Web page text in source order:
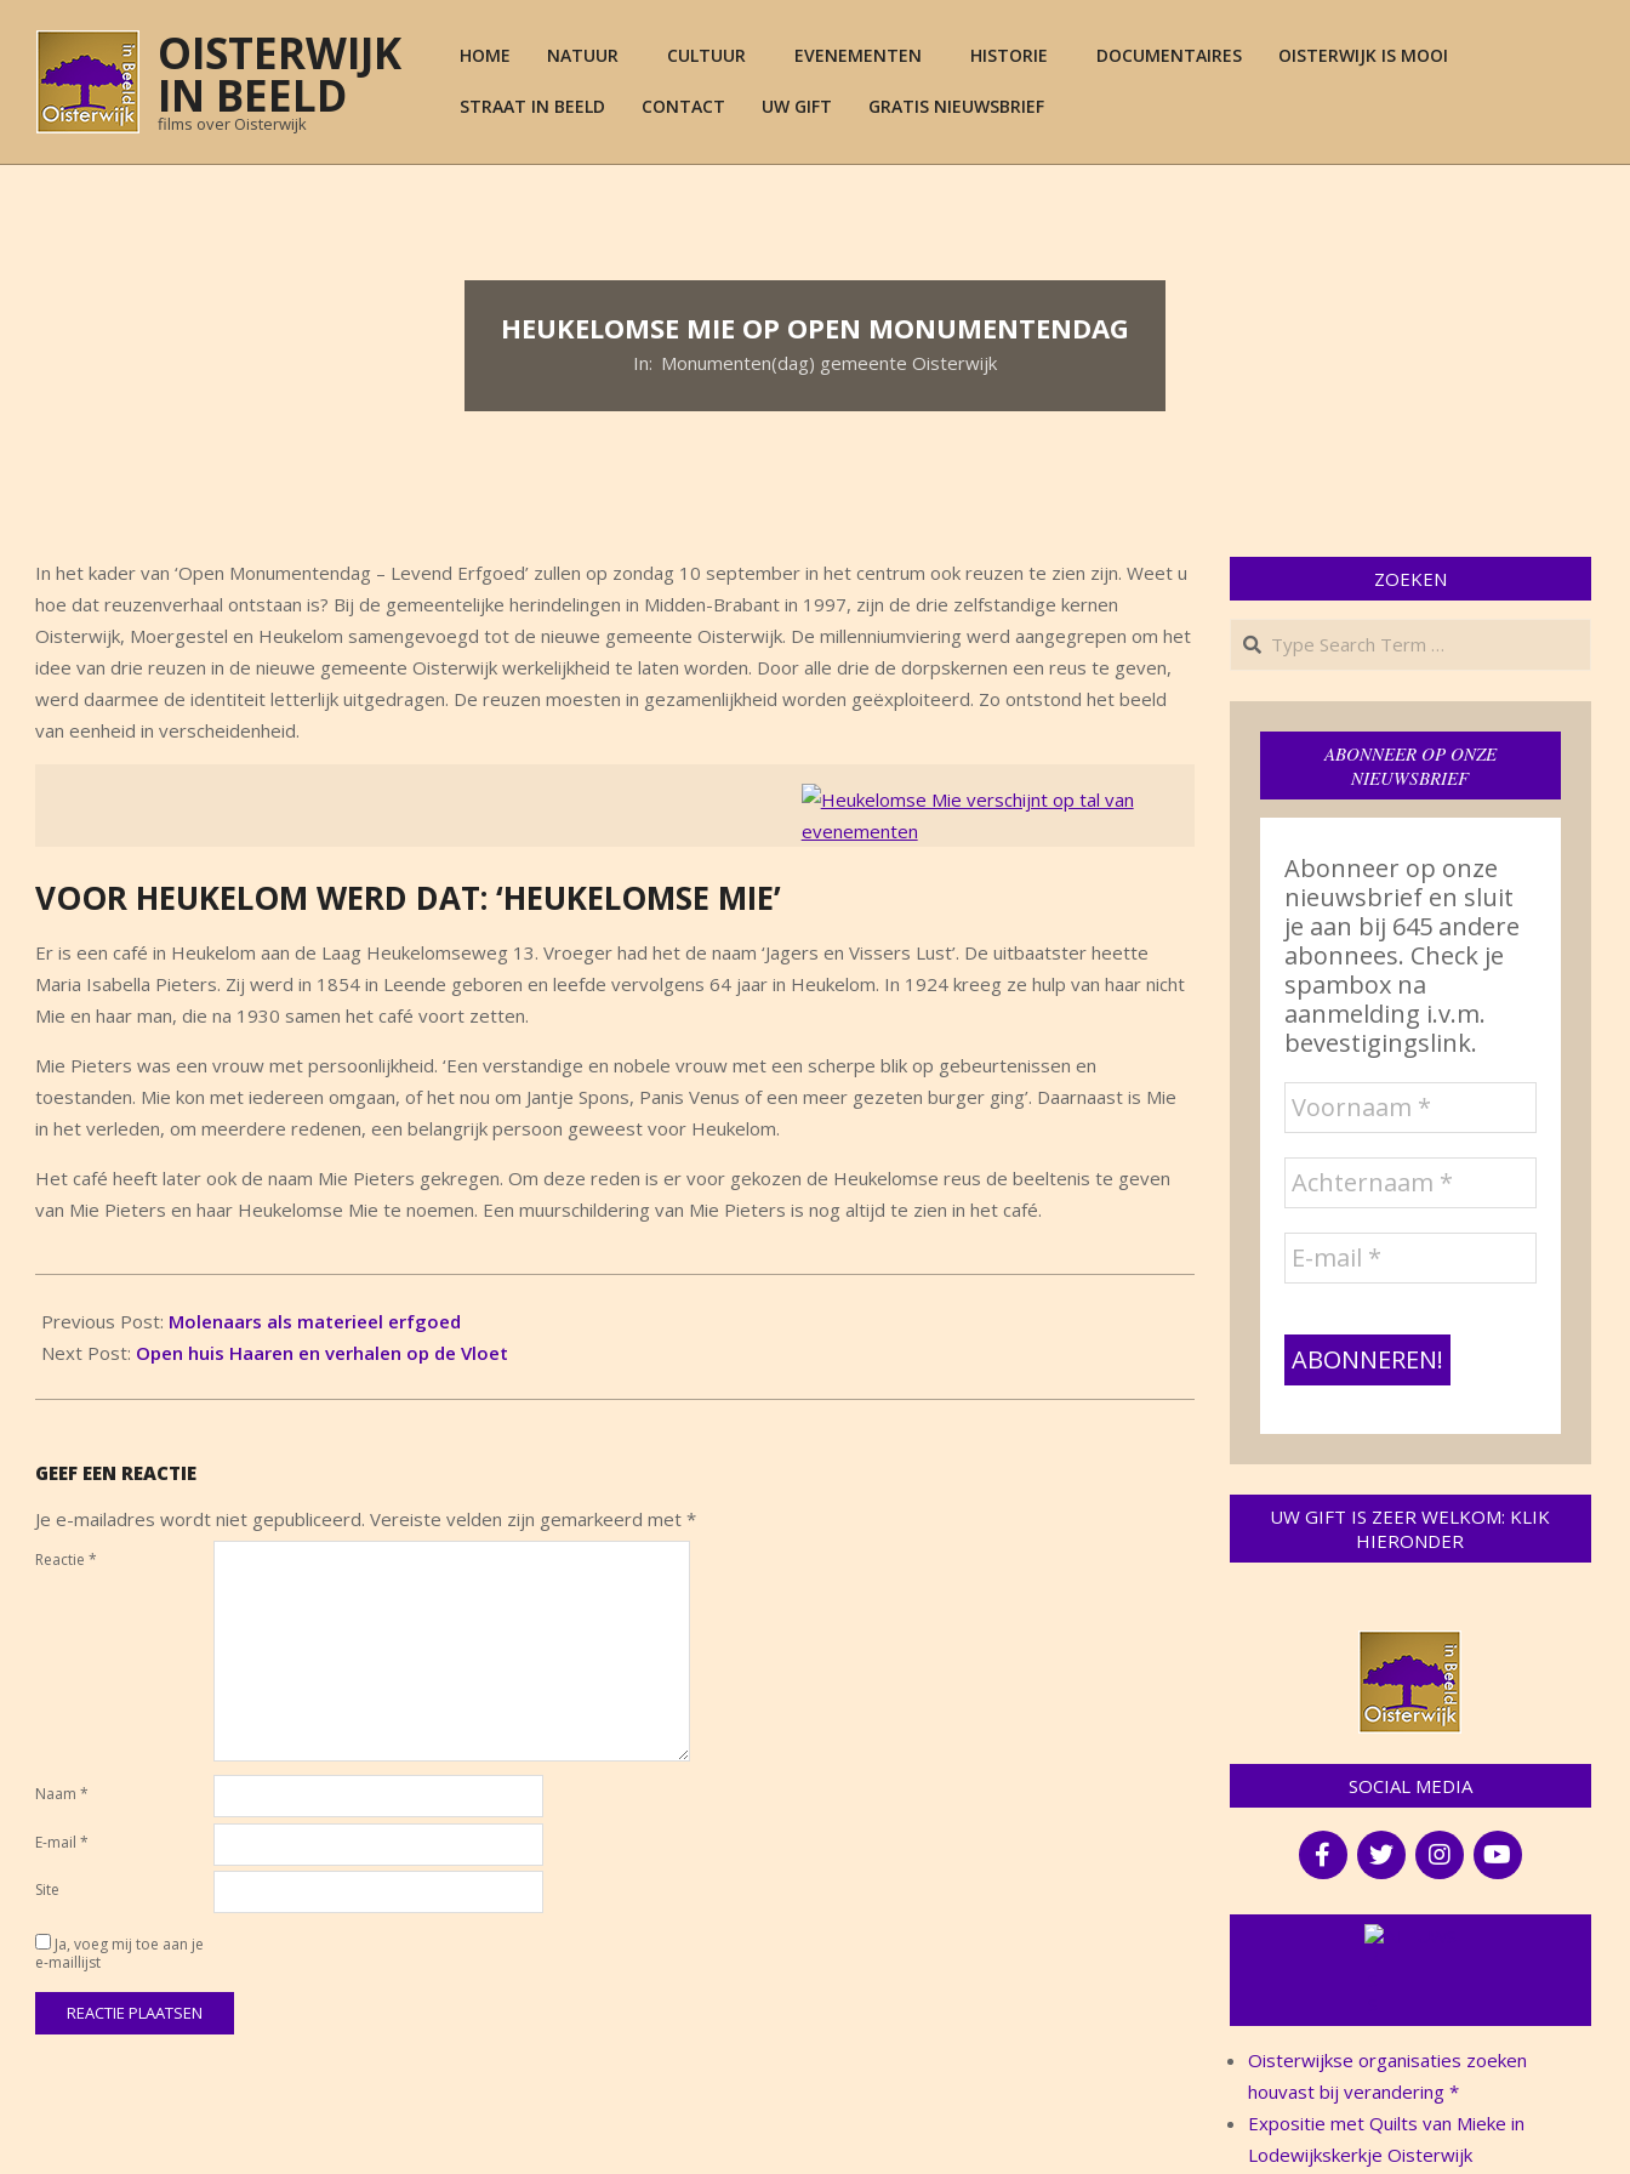
content
OISTERWIJK
IN BEELD
films over Oisterwijk
HOME NATUUR CULTUUR EVENEMENTEN HISTORIE DOCUMENTAIRES OISTERWIJK IS MOOI
STRAAT IN BEELD CONTACT UW GIFT GRATIS NIEUWSBRIEF
HEUKELOMSE MIE OP OPEN MONUMENTENDAG
In: Monumenten(dag) gemeente Oisterwijk
In het kader van ‘Open Monumentendag – Levend Erfgoed’ zullen op zondag 10 september in het centrum ook reuzen te zien zijn. Weet u
hoe dat reuzenverhaal ontstaan is? Bij de gemeentelijke herindelingen in Midden-Brabant in 1997, zijn de drie zelfstandige kernen
Oisterwijk, Moergestel en Heukelom samengevoegd tot de nieuwe gemeente Oisterwijk. De millenniumviering werd aangegrepen om het
idee van drie reuzen in de nieuwe gemeente Oisterwijk werkelijkheid te laten worden. Door alle drie de dorpskernen een reus te geven,
werd daarmee de identiteit letterlijk uitgedragen. De reuzen moesten in gezamenlijkheid worden geëxploiteerd. Zo ontstond het beeld
van eenheid in verscheidenheid.
VOOR HEUKELOM WERD DAT: ‘HEUKELOMSE MIE’
Er is een café in Heukelom aan de Laag Heukelomseweg 13. Vroeger had het de naam ‘Jagers en Vissers Lust’. De uitbaatster heette
Maria Isabella Pieters. Zij werd in 1854 in Leende geboren en leefde vervolgens 64 jaar in Heukelom. In 1924 kreeg ze hulp van haar nicht
Mie en haar man, die na 1930 samen het café voort zetten.
Mie Pieters was een vrouw met persoonlijkheid. ‘Een verstandige en nobele vrouw met een scherpe blik op gebeurtenissen en
toestanden. Mie kon met iedereen omgaan, of het nou om Jantje Spons, Panis Venus of een meer gezeten burger ging’. Daarnaast is Mie
in het verleden, om meerdere redenen, een belangrijk persoon geweest voor Heukelom.
Het café heeft later ook de naam Mie Pieters gekregen. Om deze reden is er voor gekozen de Heukelomse reus de beeltenis te geven
van Mie Pieters en haar Heukelomse Mie te noemen. Een muurschildering van Mie Pieters is nog altijd te zien in het café.
08-
08
Previous Post: Molenaars als materieel erfgoed
Next Post: Open huis Haaren en verhalen op de Vloet
GEEF EEN REACTIE
Je e-mailadres wordt niet gepubliceerd. Vereiste velden zijn gemarkeerd met *
Reactie *
Naam *
E-mail *
Site
Ja, voeg mij toe aan je
e-maillijst
ZOEKEN
Search
ABONNEER OP ONZE
NIEUWSBRIEF
Abonneer op onze
nieuwsbrief en sluit
je aan bij 645 andere
abonnees. Check je
spambox na
aanmelding i.v.m.
bevestigingslink.
UW GIFT IS ZEER WELKOM: KLIK
HIERONDER
SOCIAL MEDIA
Oisterwijkse organisaties zoeken
houvast bij verandering *
Expositie met Quilts van Mieke in
Lodewijkskerkje Oisterwijk